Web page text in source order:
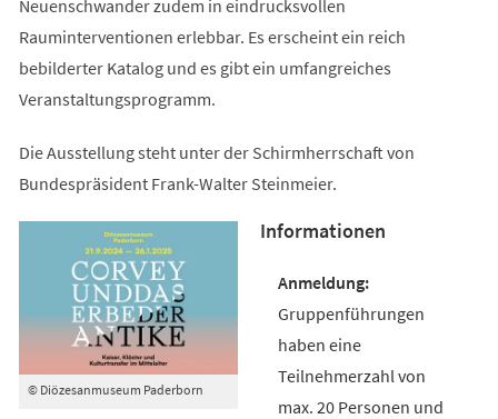
Neuenschwander zudem in eindrucksvollen
Rauminterventionen erlebbar. Es erscheint ein reich
bebilderter Katalog und es gibt ein umfangreiches
Veranstaltungsprogramm.
Die Ausstellung steht unter der Schirmherrschaft von
Bundespräsident Frank-Walter Steinmeier.
© Diözesanmuseum Paderborn
Informationen
Gruppenführungen
haben eine
Teilnehmerzahl von
max. 20 Personen und